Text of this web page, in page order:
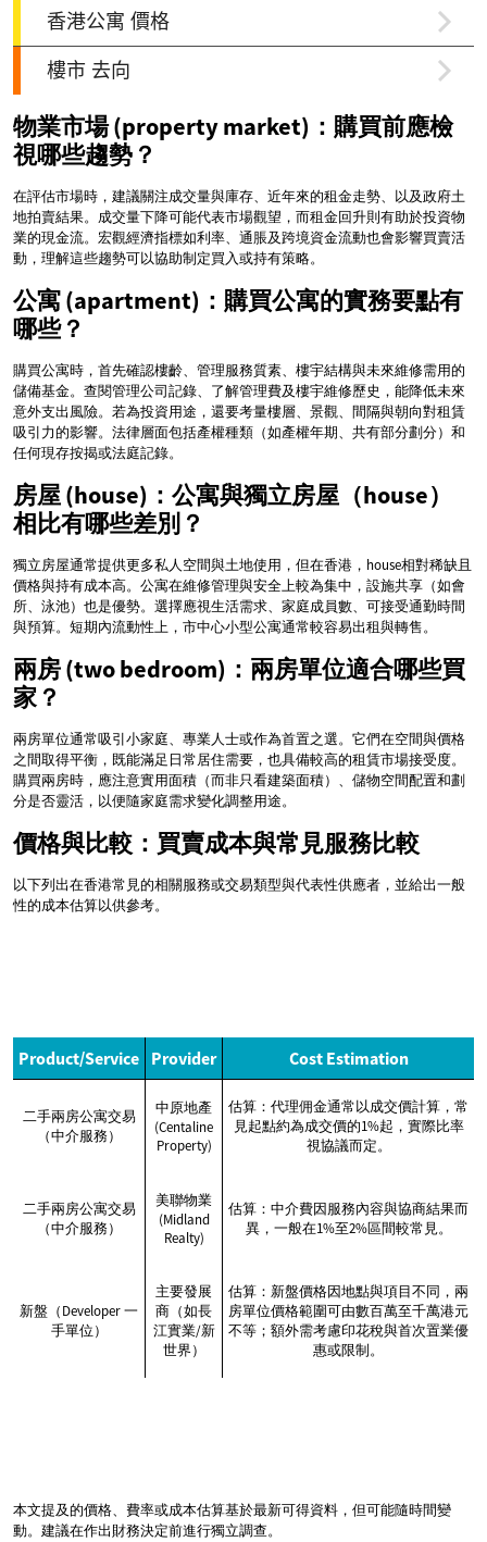
物業市場 (property market)：購買前應檢
視哪些趨勢？
在評估市場時，建議關注成交量與庫存、近年來的租金走勢、以及政府土
地拍賣結果。成交量下降可能代表市場觀望，而租金回升則有助於投資物
業的現金流。宏觀經濟指標如利率、通脹及跨境資金流動也會影響買賣活
動，理解這些趨勢可以協助制定買入或持有策略。
公寓 (apartment)：購買公寓的實務要點有
哪些？
購買公寓時，首先確認樓齡、管理服務質素、樓宇結構與未來維修需用的
儲備基金。查閱管理公司記錄、了解管理費及樓宇維修歷史，能降低未來
意外支出風險。若為投資用途，還要考量樓層、景觀、間隔與朝向對租賃
吸引力的影響。法律層面包括產權種類（如產權年期、共有部分劃分）和
任何現存按揭或法庭記錄。
房屋 (house)：公寓與獨立房屋（house）
相比有哪些差別？
獨立房屋通常提供更多私人空間與土地使用，但在香港，house相對稀缺且
價格與持有成本高。公寓在維修管理與安全上較為集中，設施共享（如會
所、泳池）也是優勢。選擇應視生活需求、家庭成員數、可接受通勤時間
與預算。短期內流動性上，市中心小型公寓通常較容易出租與轉售。
兩房 (two bedroom)：兩房單位適合哪些買
家？
兩房單位通常吸引小家庭、專業人士或作為首置之選。它們在空間與價格
之間取得平衡，既能滿足日常居住需要，也具備較高的租賃市場接受度。
購買兩房時，應注意實用面積（而非只看建築面積）、儲物空間配置和劃
分是否靈活，以便隨家庭需求變化調整用途。
價格與比較：買賣成本與常見服務比較
以下列出在香港常見的相關服務或交易類型與代表性供應者，並給出一般
性的成本估算以供參考。
Product/Service Provider Cost Estimation
二手兩房公寓交易
（中介服務）
中原地產
(Centaline
Property)
估算：代理佣金通常以成交價計算，常
見起點約為成交價的1%起，實際比率
視協議而定。
二手兩房公寓交易
（中介服務）
美聯物業
(Midland
Realty)
估算：中介費因服務內容與協商結果而
異，一般在1%至2%區間較常見。
新盤（Developer 一
手單位）
主要發展
商（如長
江實業/新
世界）
估算：新盤價格因地點與項目不同，兩
房單位價格範圍可由數百萬至千萬港元
不等；額外需考慮印花稅與首次置業優
惠或限制。
本文提及的價格、費率或成本估算基於最新可得資料，但可能隨時間變
動。建議在作出財務決定前進行獨立調查。